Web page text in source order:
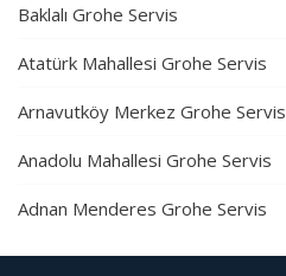
Baklalı Grohe Servis
Atatürk Mahallesi Grohe Servis
Arnavutköy Merkez Grohe Servis
Anadolu Mahallesi Grohe Servis
Adnan Menderes Grohe Servis